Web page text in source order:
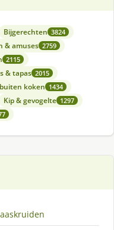
Bijgerechten 3824
& amuses 2759
2115
& tapas 2015
koken 1434
Kip & gevogelte 1297